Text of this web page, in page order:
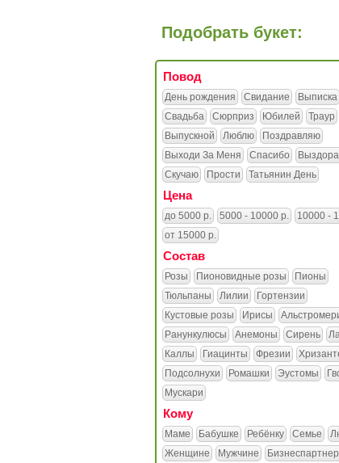
Подобрать букет:
Повод
День рождения Свидание
Выписка
Свадьба
Сюрприз Юбилей
Траур
Выпускной
Люблю
Поздравляю
Выходи За Меня
Спасибо
Скучаю
Прости Татьянин День
Цена
до 5000 р. 5000 - 10000 р.
10000 -
от 15000 р.
Состав
Розы Пионовидные розы
Пионы
Тюльпаны
Лилии
Гортензии
Кустовые розы
Ирисы
Ранункулюсы
Анемоны Сирень
Каллы
Гиацинты Фрезии
Подсолнухи
Ромашки Эустомы
Мускари
Кому
Маме Бабушке Ребёнку Семье
Женщине
Мужчине